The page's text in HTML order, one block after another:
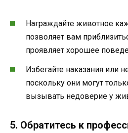
Награждайте животное
позволяет вам
проявляет хорошее
Избегайте наказания или
поскольку они могут
вызывать недоверие у
5. Обратитесь к